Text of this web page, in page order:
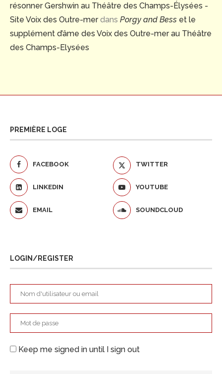
résonner Gershwin au Théâtre des Champs-Élysées -
Site Voix des Outre-merdans Porgy and Bess et le
supplément d’âme des Voix des Outre-mer au Théâtre
des Champs-Elysées
PREMIÈRE LOGE
FACEBOOK TWITTER
LINKEDIN YOUTUBE
EMAIL SOUNDCLOUD
LOGIN/REGISTER
Keep me signed in until I sign out